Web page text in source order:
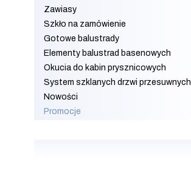
Zawiasy
Szkło na zamówienie
Gotowe balustrady
Elementy balustrad basenowych
Okucia do kabin prysznicowych
System szklanych drzwi przesuwnych
Nowości
Promocje